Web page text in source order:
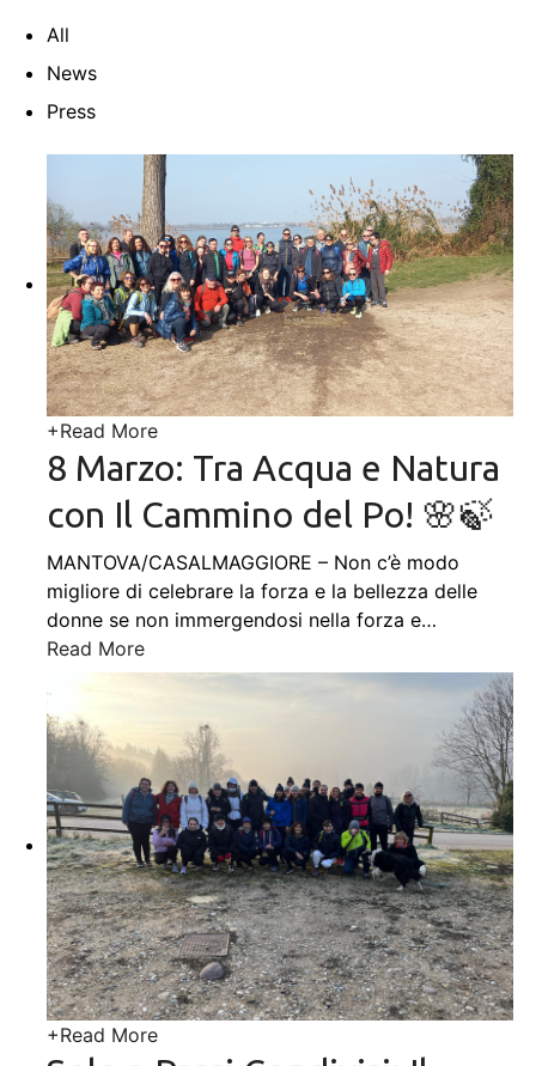
All
News
Press
+Read More
8 Marzo: Tra Acqua e Natura
con Il Cammino del Po! 🌸🍃
MANTOVA/CASALMAGGIORE – Non c’è modo
migliore di celebrare la forza e la bellezza delle
donne se non immergendosi nella forza e…
Read More
+Read More